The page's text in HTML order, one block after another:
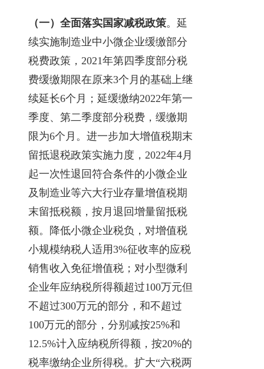
（一）全面落实国家减税政策。延
续实施制造业中小微企业缓缴部分
税费政策，2021年第四季度部分税
费缓缴期限在原来3个月的基础上继
续延长6个月；延缓缴纳2022年第一
季度、第二季度部分税费，缓缴期
限为6个月。进一步加大增值税期末
留抵退税政策实施力度，2022年4月
起一次性退回符合条件的小微企业
及制造业等六大行业存量增值税期
末留抵税额，按月退回增量留抵税
额。降低小微企业税负，对增值税
小规模纳税人适用3%征收率的应税
销售收入免征增值税；对小型微利
企业年应纳税所得额超过100万元但
不超过300万元的部分，和不超过
100万元的部分，分别减按25%和
12.5%计入应纳税所得额，按20%的
税率缴纳企业所得税。扩大“六税两